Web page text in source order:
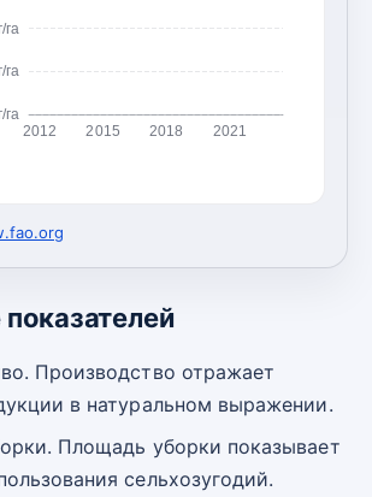
га
га
га
2012 2015 2018 2021
Производство отражает
в натуральном выражении.
Площадь уборки показывает
сельхозугодий.